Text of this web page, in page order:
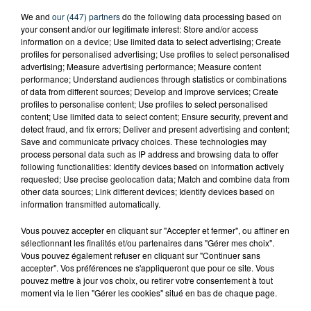
TITRES DIFFUSÉS
6h41
6h41 6h38
6h38
We and our (447) partnersdo the following data processing based on
your consent and/or our legitimate interest: Store and/or access
information on a device; Use limited data to select advertising; Create
profiles for personalised advertising; Use profiles to select personalised
advertising; Measure advertising performance; Measure content
performance; Understand audiences through statistics or combinations
of data from different sources; Develop and improve services; Create
profiles to personalise content; Use profiles to select personalised
content; Use limited data to select content; Ensure security, prevent and
detect fraud, and fix errors; Deliver and present advertising and content;
Save and communicate privacy choices. These technologies may
process personal data such as IP address and browsing data to offer
following functionalities: Identify devices based on information actively
requested; Use precise geolocation data; Match and combine data from
other data sources; Link different devices; Identify devices based on
information transmitted automatically.
Vous pouvez accepter en cliquant sur "Accepter et fermer", ou affiner en
sélectionnant les finalités et/ou partenaires dans "Gérer mes choix".
Vous pouvez également refuser en cliquant sur "Continuer sans
accepter". Vos préférences ne s'appliqueront que pour ce site. Vous
pouvez mettre à jour vos choix, ou retirer votre consentement à tout
moment via le lien "Gérer les cookies" situé en bas de chaque page.